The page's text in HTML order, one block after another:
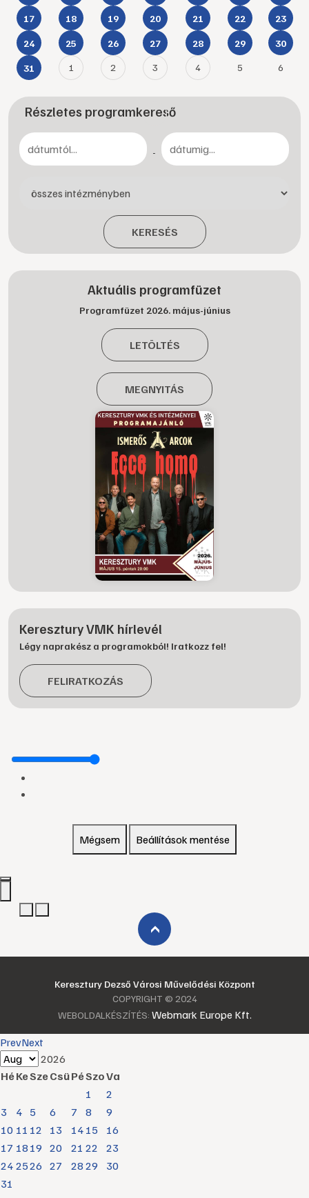
17 18 19 20 21 22 23
24 25 26 27 28 29 30
31 1 2 3 4 5 6
Részletes programkereső
-
KERESÉS
Aktuális programfüzet
Programfüzet 2026. május-június
LETÖLTÉS
MEGNYITÁS
Keresztury VMK hírlevél
Légy naprakész a programokból! Iratkozz fel!
FELIRATKOZÁS
Mégsem Beállítások mentése
›
Keresztury Dezső Városi Művelődési Központ
COPYRIGHT © 2024
WEBOLDALKÉSZÍTÉS: Webmark Europe Kft.
PrevNext
2026
HéKeSzeCsüPéSzoVa
1
2
3
4 5 6 7 8
9
10 11 12 13 14 15
16
17 18 19 20 21 22
23
24 2526 27 28 29
30
31